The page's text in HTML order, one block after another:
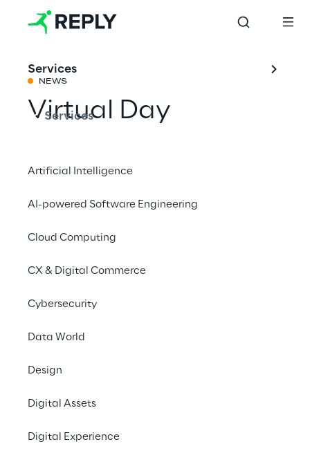
Services
Services
Artificial Intelligence
AI-powered Software Engineering
Cloud Computing
CX & Digital Commerce
Cybersecurity
Data World
Design
Digital Assets
Digital Experience
NEWS
Virtual Day
Data Driven Marketing
low-code
Events
Retail